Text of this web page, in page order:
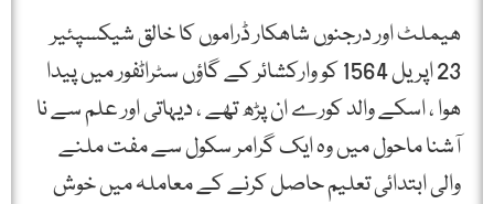
ھیملٹ اور درجنوں شاھکار ڈراموں کا خالق شیکسپئیر
23 اپریل 1564 کو وارکشائر کے گاؤں سٹراٹفور میں پیدا
ھوا ، اسکے والد کورے ان پڑھ تھے ، دیہاتی اور علم سے نا
آشنا ماحول میں وہ ایک گرامر سکول سے مفت ملنے
والی ابتدائی تعلیم حاصل کرنے کے معاملہ میں خوش